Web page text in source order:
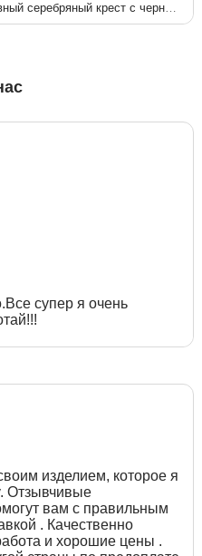
супер я очень
изделием, которое я
Отзывчивые
вам с правильным
. Качественно
и хорошие цены .